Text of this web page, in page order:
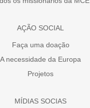
AÇÃO SOCIAL
Faça uma doação
A necessidade da Europa
Projetos
MÍDIAS SOCIAS